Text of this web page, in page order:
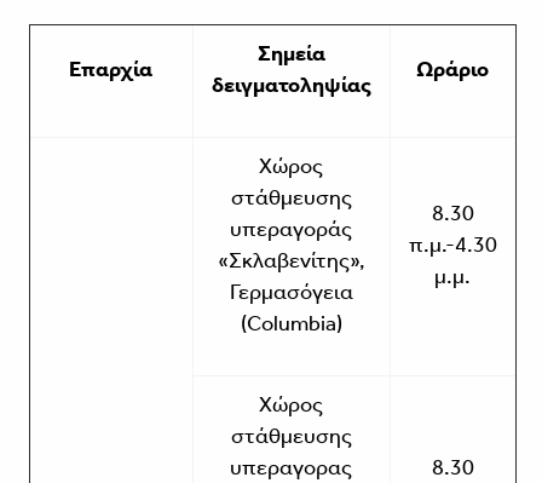
Επαρχία
Σημεία
δειγματοληψίας
Ωράριο
Χώρος
στάθμευσης
υπεραγοράς
«Σκλαβενίτης»,
Γερμασόγεια
(Columbia)
8.30
π.μ.-4.30
μ.μ.
Χώρος
στάθμευσης
υπεραγορας
8.30